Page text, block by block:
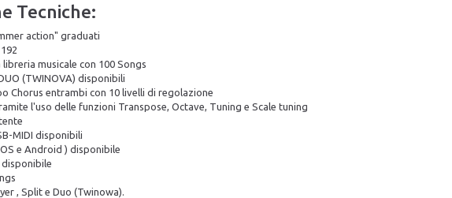
Tecniche:
action" graduati
libreria musicale con 100 Songs
(TWINOVA) disponibili
Chorus entrambi con 10 livelli di regolazione
l'uso delle funzioni Transpose, Octave, Tuning e Scale tuning
MIDI disponibili
e Android ) disponibile
, Split e Duo (Twinowa).